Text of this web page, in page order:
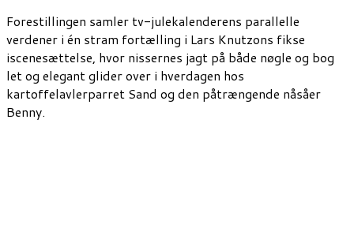
Forestillingen samler tv-julekalenderens parallelle
verdener i én stram fortælling i Lars Knutzons fikse
iscenesættelse, hvor nissernes jagt på både nøgle og bog
let og elegant glider over i hverdagen hos
kartoffelavlerparret Sand og den påtrængende nåsåer
Benny.